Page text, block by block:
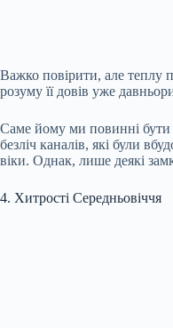
Важко повірити, але теплу
розуму її довів уже
Саме йому ми повинні бути
безліч каналів, які були
віки. Однак, лише деякі
4. Хитрості Середньовіччя